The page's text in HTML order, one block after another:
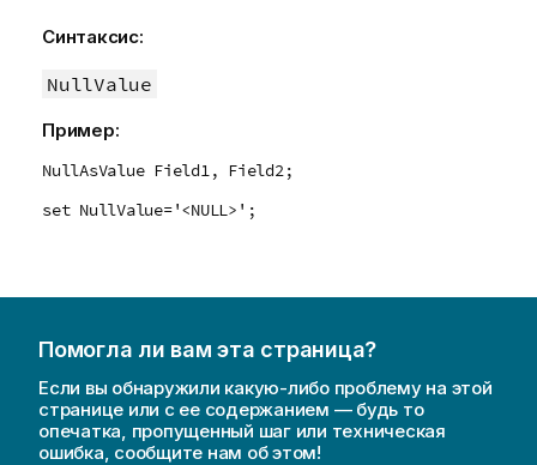
Синтаксис:
NullValue
Пример:
NullAsValue Field1, Field2;
set NullValue='<NULL>';
Помогла ли вам эта страница?
Если вы обнаружили какую-либо проблему на этой
странице или с ее содержанием — будь то
опечатка, пропущенный шаг или техническая
ошибка, сообщите нам об этом!